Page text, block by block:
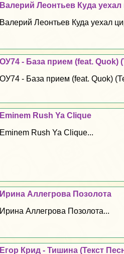
Валерий Леонтьев Куда уехал
Валерий Леонтьев Куда уехал
ОУ74 - База прием (feat. Quok)
ОУ74 - База прием (feat. Quok)
Eminem Rush Ya Clique
Eminem Rush Ya Clique...
Ирина Аллегрова Позолота
Ирина Аллегрова Позолота...
Егор Крид - Тишина (Текст